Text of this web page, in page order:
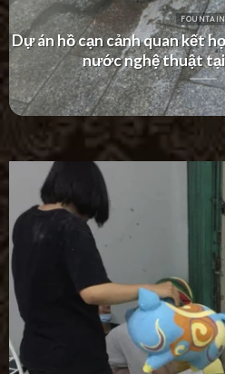
FOUNTAIN
Dự án thác nước tường hiện
Villa